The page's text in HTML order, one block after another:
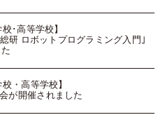
･高等学校】
研 ロボットプログラミング入門｣
・高等学校】
が開催されました